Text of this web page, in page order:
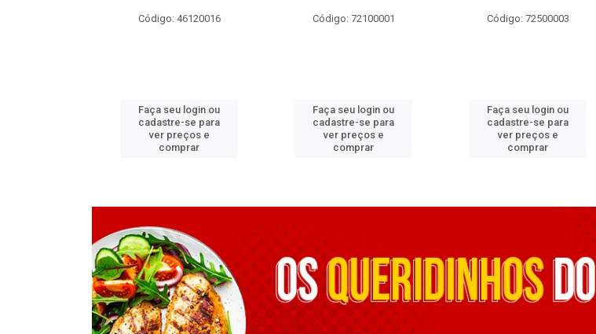
Código: 46120016
Faça seu login ou
cadastre-se para
ver preços e
comprar
Código: 72100001
Faça seu login ou
cadastre-se para
ver preços e
comprar
Código: 72500003
Faça seu login ou
cadastre-se para
ver preços e
comprar